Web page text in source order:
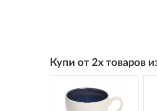
Купи от 2х товаров